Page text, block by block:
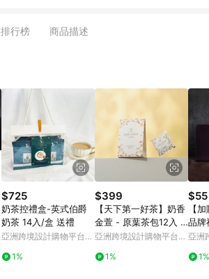
站方優惠，例如首購優惠，P coins，
分退款不在此限。 6. APP 請更新至
眾募資商品，禮物卡，開館保證金，補
資格。 9. LINE 購物站上之商品規格、
Pinkoi 商品資訊頁及購物車不符，以
購物車標示為準。 10. 點數紅包使用規
為準。 11. 若於 LINE 購物前往 Pinkoi
APP 並完成訂單，不符合導購資格；承
後，需透過 LINE 購物前往 Pinkoi 頁
行榜 商品描述
$725
奶茶控禮盒-英式伯爵
奶茶 14入/盒 送禮
亞洲跨境設計購物平台
1%
$399
【天下第一好茶】奶香
金萱 - 原葉茶包12入 -
天天好茶
亞洲跨境設計購物平台
1%
$55
【
品牌
亞洲
1%